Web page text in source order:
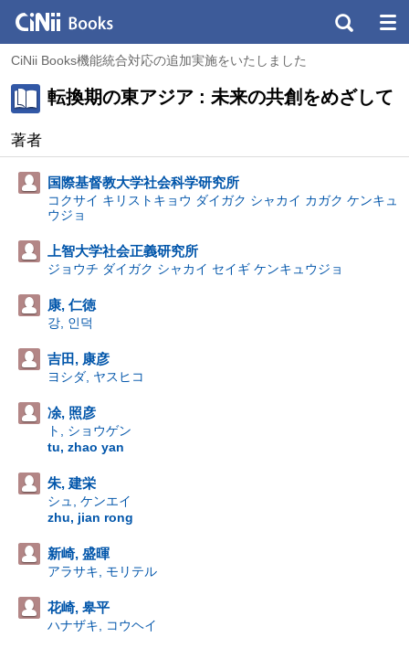
CiNii Books機能統合対応の追加実施をいたしました
転換期の東アジア : 未来の共創をめざして
著者
国際基督教大学社会科学研究所
コクサイ キリストキョウ ダイガク シャカイ カガク ケンキュ
ウジョ
上智大学社会正義研究所
ジョウチ ダイガク シャカイ セイギ ケンキュウジョ
康, 仁徳
강, 인덕
吉田, 康彦
ヨシダ, ヤスヒコ
凃, 照彦
ト, ショウゲン
tu, zhao yan
朱, 建栄
シュ, ケンエイ
zhu, jian rong
新崎, 盛暉
アラサキ, モリテル
花崎, 皋平
ハナザキ, コウヘイ